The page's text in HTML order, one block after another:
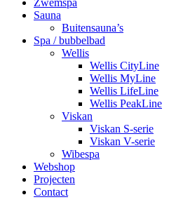
Zwemspa
Sauna
Buitensauna’s
Spa / bubbelbad
Wellis
Wellis CityLine
Wellis MyLine
Wellis LifeLine
Wellis PeakLine
Viskan
Viskan S-serie
Viskan V-serie
Wibespa
Webshop
Projecten
Contact